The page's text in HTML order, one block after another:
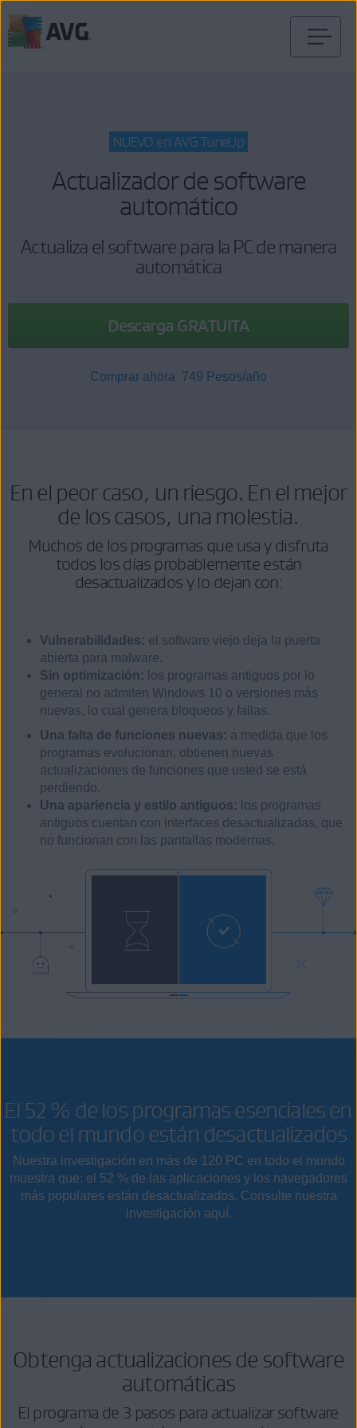
NUEVO en AVG TuneUp
Actualizador de software
automático
Actualiza el software para la PC de manera
automática
Descarga GRATUITA
Comprar ahora 749 Pesos/año
En el peor caso, un riesgo. En el mejor
de los casos, una molestia.
Muchos de los programas que usa y disfruta
todos los días probablemente están
desactualizados y lo dejan con:
Vulnerabilidades: el software viejo deja la puerta
abierta para malware.
Sin optimización: los programas antiguos por lo
general no admiten Windows 10 o versiones más
nuevas, lo cual genera bloqueos y fallas.
Una falta de funciones nuevas: a medida que los
programas evolucionan, obtienen nuevas
actualizaciones de funciones que usted se está
perdiendo.
Una apariencia y estilo antiguos: los programas
antiguos cuentan con interfaces desactualizadas, que
no funcionan con las pantallas modernas.
El 52 % de los programas esenciales en
todo el mundo están desactualizados
Nuestra investigación en más de 120 PC en todo el mundo
muestra que: el 52 % de las aplicaciones y los navegadores
más populares están desactualizados. Consulte nuestra
investigación aquí.
Obtenga actualizaciones de software
automáticas
El programa de 3 pasos para actualizar software